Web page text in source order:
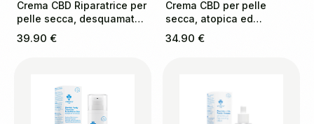
Crema CBD Riparatrice per
pelle secca, desquamata
e a tendenza psoriasica
39.90 €
Crema CBD per pelle
secca, atopica ed
eczematosa
34.90 €